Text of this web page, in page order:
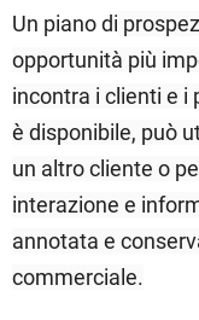
Un piano di
opportunità più
incontra i clienti e i
è disponibile, può
un altro cliente o
interazione e
annotata e
commerciale.